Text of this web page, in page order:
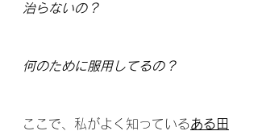
治らないの？
何のために服用してるの？
ここで、私がよく知っているある田